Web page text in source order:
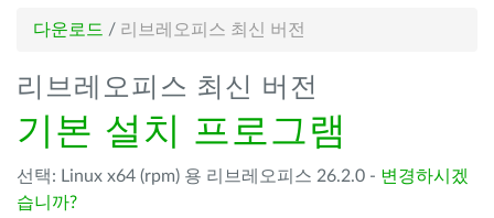
다운로드 / 리브레오피스 최신 버전
리브레오피스 최신 버전
기본 설치 프로그램
선택: Linux x64 (rpm) 용 리브레오피스 26.2.0 - 변경하시겠
습니까?